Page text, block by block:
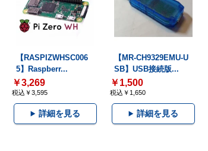
【RASPIZWHSC006
5】Raspberr...
￥3,269
税込￥3,595
詳細を見る
【MR-CH9329EMU-U
SB】USB接続版...
￥1,500
税込￥1,650
詳細を見る